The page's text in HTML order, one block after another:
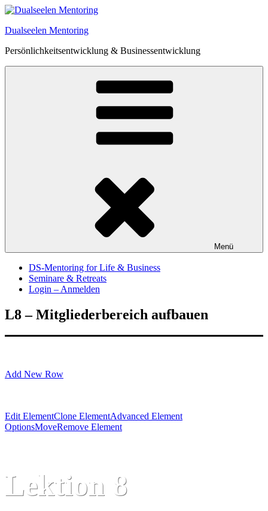
Zum
springen
Dualseelen Mentoring
Persönlichkeitsentwicklung & Businessentwicklung
Menü
DS-Mentoring for Life & Business
Seminare & Retreats
Login – Anmelden
L8 – Mitgliederbereich aufbauen
Add New Row
Edit ElementClone ElementAdvanced Element
OptionsMoveRemove Element
Lektion 8